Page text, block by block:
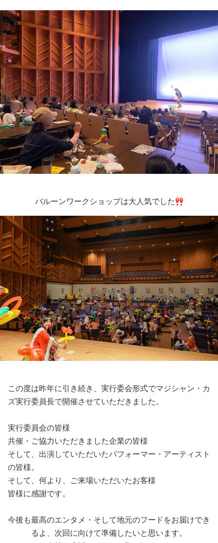
バルーンワークショップは大人気でした
この度は昨年に引き続き、実行委会形式でマジシャン・カ
ズ実行委員長で開催させていただきました。
実行委員会の皆様
共催・ご協力いただきました企業の皆様
そして、出演していただいたパフォーマー・アーティスト
の皆様。
そして、何より、ご来場いただいたお客様
皆様に感謝です。
今後も最高のエンタメ・そして地元のフードをお届けでき
るよ、次回に向けて準備したいと思います。